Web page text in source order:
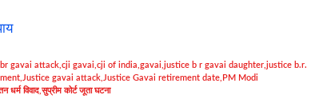
gavai attack cji gavai cji of india gavai justice b r gavai daughter justice b.r.
Justice gavai attack Justice Gavai retirement date PM Modi
धर्म विवाद,सुप्रीम कोर्ट जूता घटना